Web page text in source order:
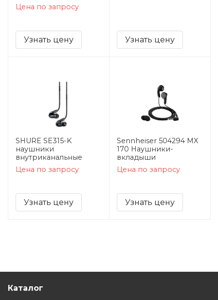
Цена по запросу
Узнать цену Узнать цену
SHURE SE315-K
наушники
внутриканальные
Цена по запросу
Узнать цену
Sennheiser 504294 MX
170 Наушники-
вкладыши
Цена по запросу
Узнать цену
Каталог